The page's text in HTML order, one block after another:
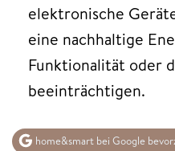
elektronische
eine nachhaltige
Funktionalität oder
beeinträchtigen.
home&smart bei Google